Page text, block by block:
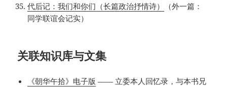
代后记：我们和你们（长篇政治抒情诗）
（外一篇：
同学联谊会记实）
关联知识库与文集
《朝华午拾》电子版 —— 立委本人回忆录，与本书兄